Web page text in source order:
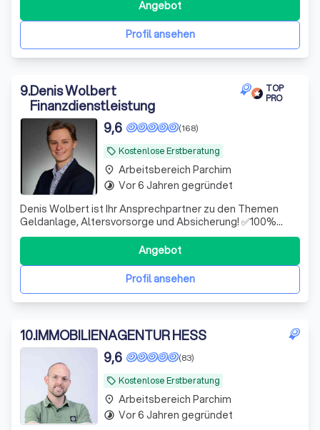
Profil ansehen
Angebot
9.Denis Wolbert
Finanzdienstleistung
TOP
PRO
local_offer Kostenlose Erstberatung
(168)
9,6
Denis Wolbert ist Ihr Ansprechpartner zu den Themen
Geldanlage, Altersvorsorge und Absicherung! ✅100%
unabhängig ✅Hohe Fachkompetenz ✅Digital & schnell
Profil ansehen
Angebot
place Arbeitsbereich Parchim
timelapse Vor 6 Jahren gegründet
10.IMMOBILIENAGENTUR HESS
local_offer Kostenlose Erstberatung
(83)
9,6
place Arbeitsbereich Parchim
timelapse Vor 6 Jahren gegründet